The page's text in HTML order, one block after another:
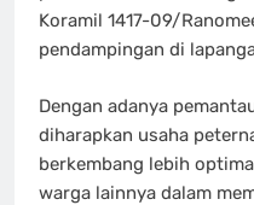
Koramil 1417-09/
pendampingan di
Dengan adanya
diharapkan usaha
berkembang lebih
warga lainnya dalam